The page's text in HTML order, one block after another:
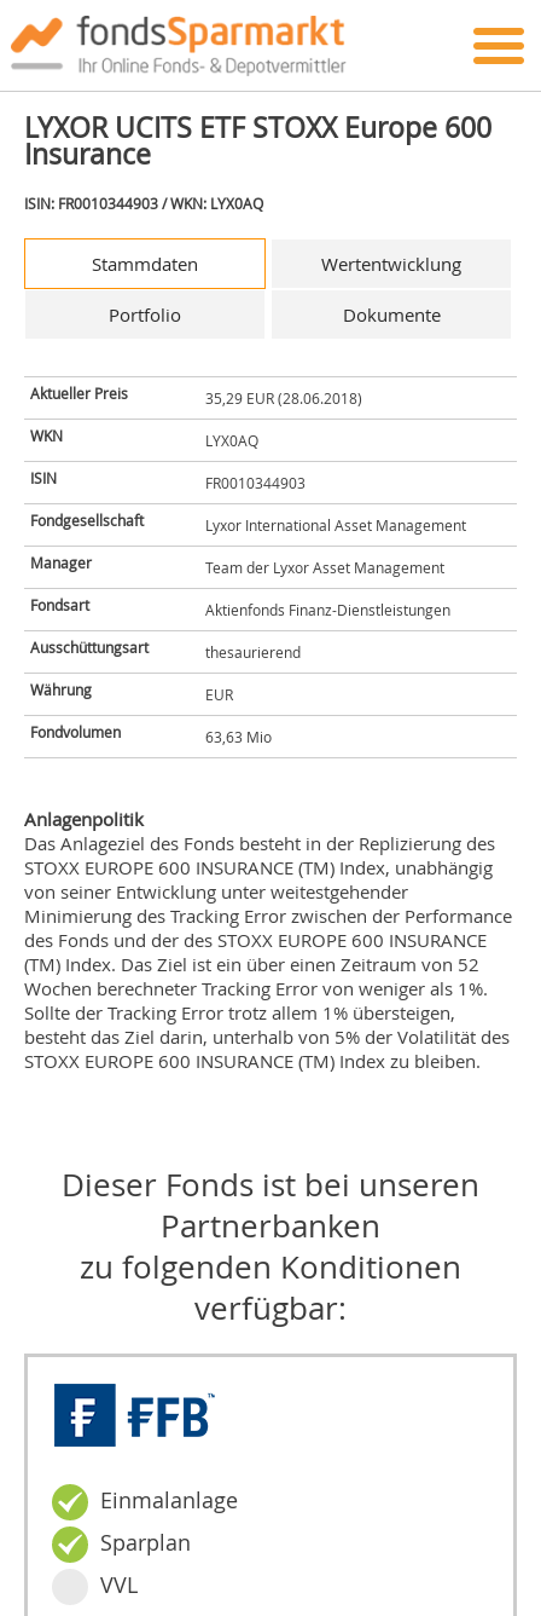
LYXOR UCITS ETF STOXX Europe 600
Insurance
ISIN: FR0010344903 / WKN: LYX0AQ
Stammdaten Wertentwicklung
Portfolio Dokumente
Aktueller Preis
35,29 EUR (28.06.2018)
WKN
LYX0AQ
ISIN
FR0010344903
Fondgesellschaft
Lyxor International Asset Management
Manager
Team der Lyxor Asset Management
Fondsart
Aktienfonds Finanz-Dienstleistungen
Ausschüttungsart
thesaurierend
Währung
EUR
Fondvolumen
63,63 Mio
Anlagenpolitik
Das Anlageziel des Fonds besteht in der Replizierung des
STOXX EUROPE 600 INSURANCE (TM) Index, unabhängig
von seiner Entwicklung unter weitestgehender
Minimierung des Tracking Error zwischen der Performance
des Fonds und der des STOXX EUROPE 600 INSURANCE
(TM) Index. Das Ziel ist ein über einen Zeitraum von 52
Wochen berechneter Tracking Error von weniger als 1%.
Sollte der Tracking Error trotz allem 1% übersteigen,
besteht das Ziel darin, unterhalb von 5% der Volatilität des
STOXX EUROPE 600 INSURANCE (TM) Index zu bleiben.
Dieser Fonds ist bei unseren
Partnerbanken
zu folgenden Konditionen
verfügbar:
Einmalanlage
Sparplan
VVL